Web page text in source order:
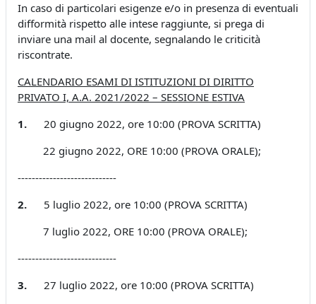
In caso di particolari esigenze e/o in presenza di eventuali
difformità rispetto alle intese raggiunte, si prega di
inviare una mail al docente, segnalando le criticità
riscontrate.
CALENDARIO ESAMI DI ISTITUZIONI DI DIRITTO
PRIVATO I, A.A. 2021/2022 – SESSIONE ESTIVA
1. 20 giugno 2022, ore 10:00 (PROVA SCRITTA)
22 giugno 2022, ORE 10:00 (PROVA ORALE);
----------------------------
2. 5 luglio 2022, ore 10:00 (PROVA SCRITTA)
7 luglio 2022, ORE 10:00 (PROVA ORALE);
----------------------------
3. 27 luglio 2022, ore 10:00 (PROVA SCRITTA)